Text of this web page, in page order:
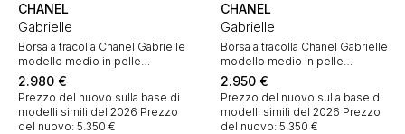
CHANEL
Gabrielle
Borsa a tracolla Chanel Gabrielle
modello medio in pelle
trapuntata blu e pelle liscia nera
2.980 €
Prezzo del nuovo sulla base di
modelli simili del 2026 Prezzo
del nuovo: 5.350 €
CHANEL
Gabrielle
Borsa a tracolla Chanel Gabrielle
modello medio in pelle
trapuntata bianca e nera
2.950 €
Prezzo del nuovo sulla base di
modelli simili del 2026 Prezzo
del nuovo: 5.350 €